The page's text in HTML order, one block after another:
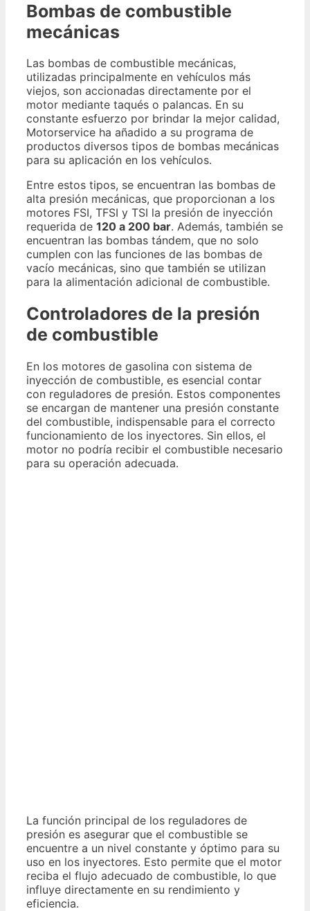
Bombas de combustible
mecánicas
Las bombas de combustible mecánicas,
utilizadas principalmente en vehículos más
viejos, son accionadas directamente por el
motor mediante taqués o palancas. En su
constante esfuerzo por brindar la mejor calidad,
Motorservice ha añadido a su programa de
productos diversos tipos de bombas mecánicas
para su aplicación en los vehículos.
Entre estos tipos, se encuentran las bombas de
alta presión mecánicas, que proporcionan a los
motores FSI, TFSI y TSI la presión de inyección
requerida de 120 a 200 bar. Además, también se
encuentran las bombas tándem, que no solo
cumplen con las funciones de las bombas de
vacío mecánicas, sino que también se utilizan
para la alimentación adicional de combustible.
Controladores de la presión
de combustible
En los motores de gasolina con sistema de
inyección de combustible, es esencial contar
con reguladores de presión. Estos componentes
se encargan de mantener una presión constante
del combustible, indispensable para el correcto
funcionamiento de los inyectores. Sin ellos, el
motor no podría recibir el combustible necesario
para su operación adecuada.
La función principal de los reguladores de
presión es asegurar que el combustible se
encuentre a un nivel constante y óptimo para su
uso en los inyectores. Esto permite que el motor
reciba el flujo adecuado de combustible, lo que
influye directamente en su rendimiento y
eficiencia.